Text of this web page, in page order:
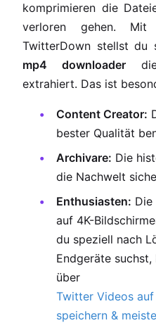
komprimieren die
verloren gehen.
TwitterDown stellst du
mp4 downloader die
extrahiert. Das ist
Content Creator:
bester Qualität
Archivare: Die
die Nachwelt
Enthusiasten: Die
auf 4K-
du speziell nach
Endgeräte
über
Twitter Videos
speichern &